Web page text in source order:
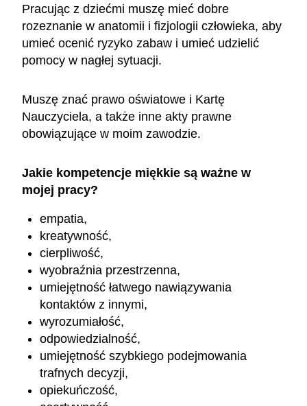
Pracując z dziećmi muszę mieć dobre
rozeznanie w anatomii i fizjologii człowieka, aby
umieć ocenić ryzyko zabaw i umieć udzielić
pomocy w nagłej sytuacji.
Muszę znać prawo oświatowe i Kartę
Nauczyciela, a także inne akty prawne
obowiązujące w moim zawodzie.
Jakie kompetencje miękkie są ważne w
mojej pracy?
empatia,
kreatywność,
cierpliwość,
wyobraźnia przestrzenna,
umiejętność łatwego nawiązywania
kontaktów z innymi,
wyrozumiałość,
odpowiedzialność,
umiejętność szybkiego podejmowania
trafnych decyzji,
opiekuńczość,